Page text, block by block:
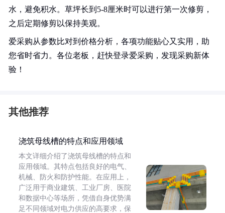
水，避免积水。草坪长到5-8厘米时可以进行第一次修剪，
之后定期修剪以保持美观。
爱采购从参数比对到价格分析，各项功能贴心又实用，助
您省时省力。各位老板，赶快登录爱采购，发现采购新体
验！
其他推荐
浇筑母线槽的特点和应用领域
本文详细介绍了浇筑母线槽的特点和
应用领域。其特点包括良好的电气、
机械、防火和防护性能。在应用上，
广泛用于商业建筑、工业厂房、医院
和数据中心等场所，凭借自身优势满
足不同领域对电力供应的高要求，保